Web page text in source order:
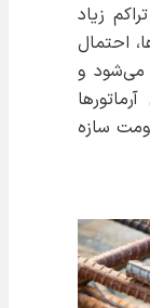
زیاد
احتمال
می‌شود و
سازه